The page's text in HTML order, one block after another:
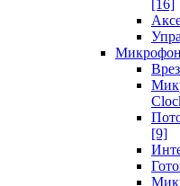
[16]
[9]